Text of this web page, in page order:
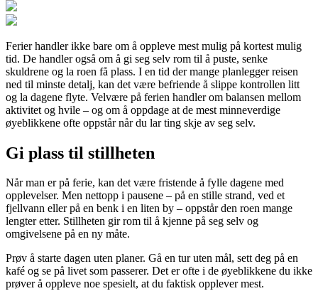
Ferier handler ikke bare om å oppleve mest mulig på kortest mulig
tid. De handler også om å gi seg selv rom til å puste, senke
skuldrene og la roen få plass. I en tid der mange planlegger reisen
ned til minste detalj, kan det være befriende å slippe kontrollen litt
og la dagene flyte. Velvære på ferien handler om balansen mellom
aktivitet og hvile – og om å oppdage at de mest minneverdige
øyeblikkene ofte oppstår når du lar ting skje av seg selv.
Gi plass til stillheten
Når man er på ferie, kan det være fristende å fylle dagene med
opplevelser. Men nettopp i pausene – på en stille strand, ved et
fjellvann eller på en benk i en liten by – oppstår den roen mange
lengter etter. Stillheten gir rom til å kjenne på seg selv og
omgivelsene på en ny måte.
Prøv å starte dagen uten planer. Gå en tur uten mål, sett deg på en
kafé og se på livet som passerer. Det er ofte i de øyeblikkene du ikke
prøver å oppleve noe spesielt, at du faktisk opplever mest.